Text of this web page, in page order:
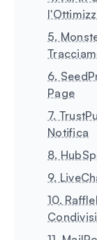
5.
6.
Page
7.
Notifica
8.
9.
10.